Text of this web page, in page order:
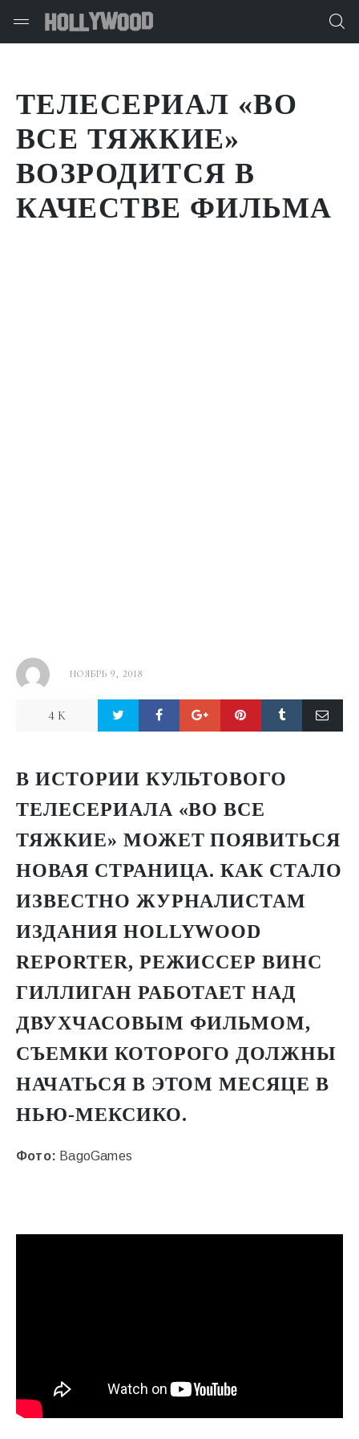
ТЕЛЕСЕРИАЛ «ВО
ВСЕ ТЯЖКИЕ»
ВОЗРОДИТСЯ В
КАЧЕСТВЕ ФИЛЬМА
НОЯБРЬ 9, 2018
4 K
В ИСТОРИИ КУЛЬТОВОГО
ТЕЛЕСЕРИАЛА «ВО ВСЕ
ТЯЖКИЕ» МОЖЕТ ПОЯВИТЬСЯ
НОВАЯ СТРАНИЦА. КАК СТАЛО
ИЗВЕСТНО ЖУРНАЛИСТАМ
ИЗДАНИЯ HOLLYWOOD
REPORTER, РЕЖИССЕР ВИНС
ГИЛЛИГАН РАБОТАЕТ НАД
ДВУХЧАСОВЫМ ФИЛЬМОМ,
СЪЕМКИ КОТОРОГО ДОЛЖНЫ
НАЧАТЬСЯ В ЭТОМ МЕСЯЦЕ В
НЬЮ-МЕКСИКО.
Фото: BagoGames